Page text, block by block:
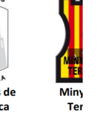
unieixen tradició i
de colla a la Vall
Vall de Boí